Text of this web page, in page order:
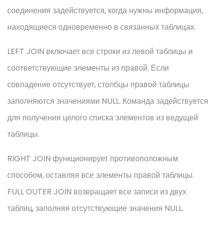
соединения задействуется, когда нужны информация,
находящиеся одновременно в связанных таблицах.
LEFT JOIN включает все строки из левой таблицы и
соответствующие элементы из правой. Если
совпадение отсутствует, столбцы правой таблицы
заполняются значениями NULL. Команда задействуется
для получения целого списка элементов из ведущей
таблицы.
RIGHT JOIN функционирует противоположным
способом, оставляя все элементы правой таблицы.
FULL OUTER JOIN возвращает все записи из двух
таблиц, заполняя отсутствующие значения NULL.